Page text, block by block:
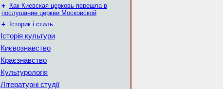
+
Как Киевская церковь перешла в
послушание церкви Московской
+
Історик і стиль
Історія культури
Києвознавство
Краєзнавство
Культурологія
Літературні студії